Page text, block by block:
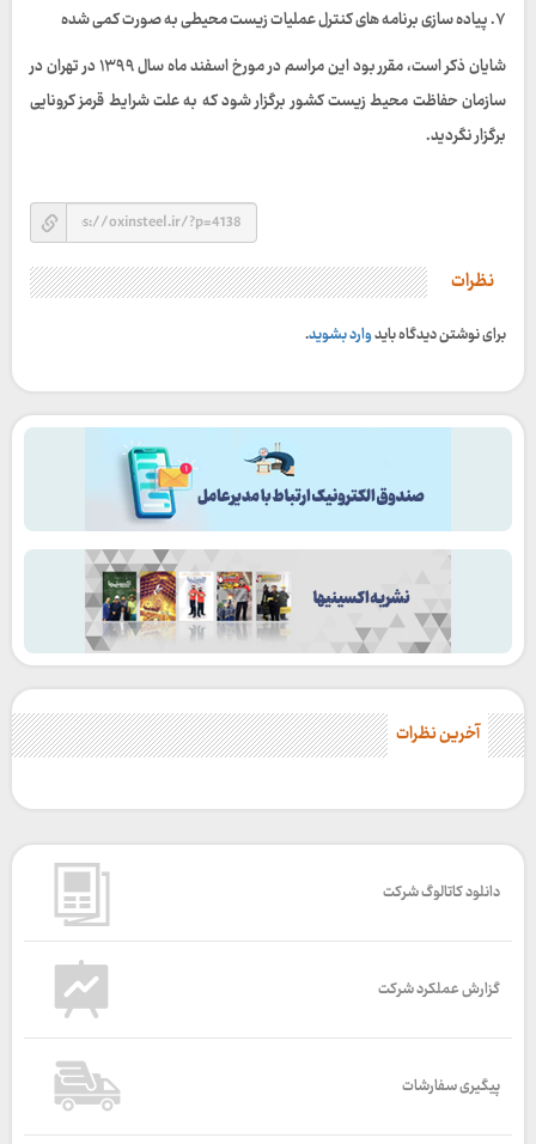
۷. پیاده سازی برنامه های کنترل عملیات زیست محیطی به صورت کمی شده
شایان ذکر است، مقرر بود این مراسم در مورخ اسفند ماه سال ۱۳۹۹ در تهران در
سازمان حفاظت محیط زیست کشور برگزار شود که به علت شرایط قرمز کرونایی
برگزار نگردید.
نظرات
برای نوشتن دیدگاه بایدوارد بشوید.
آخرین نظرات
دانلود کاتالوگ شرکت
گزارش عملکرد شرکت
پیگیری سفارشات